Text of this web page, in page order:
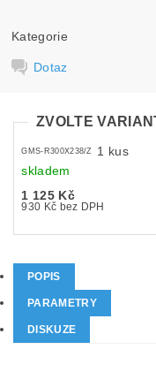
Kategorie
Dotaz
ZVOLTE
GMS-R300X238/Z
1 kus
skladem
1 125 Kč
930 Kč bez DPH
POPIS
PARAMETRY
DISKUZE